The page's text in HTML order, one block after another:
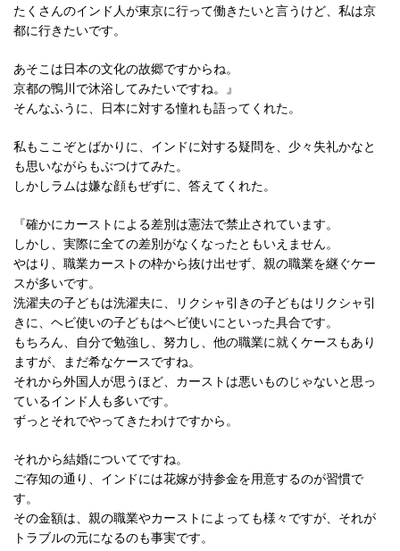
たくさんのインド人が東京に行って働きたいと言うけど、私は京
都に行きたいです。
あそこは日本の文化の故郷ですからね。
京都の鴨川で沐浴してみたいですね。』
そんなふうに、日本に対する憧れも語ってくれた。
私もここぞとばかりに、インドに対する疑問を、少々失礼かなと
も思いながらもぶつけてみた。
しかしラムは嫌な顔もぜずに、答えてくれた。
『確かにカーストによる差別は憲法で禁止されています。
しかし、実際に全ての差別がなくなったともいえません。
やはり、職業カーストの枠から抜け出せず、親の職業を継ぐケー
スが多いです。
洗濯夫の子どもは洗濯夫に、リクシャ引きの子どもはリクシャ引
きに、ヘビ使いの子どもはヘビ使いにといった具合です。
もちろん、自分で勉強し、努力し、他の職業に就くケースもあり
ますが、まだ希なケースですね。
それから外国人が思うほど、カーストは悪いものじゃないと思っ
ているインド人も多いです。
ずっとそれでやってきたわけですから。
それから結婚についてですね。
ご存知の通り、インドには花嫁が持参金を用意するのが習慣で
す。
その金額は、親の職業やカーストによっても様々ですが、それが
トラブルの元になるのも事実です。